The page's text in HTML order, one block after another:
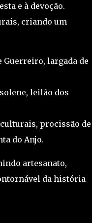
e à devoção.
criando um
largada de
leilão dos
procissão de
do Anjo.
artesanato,
da história